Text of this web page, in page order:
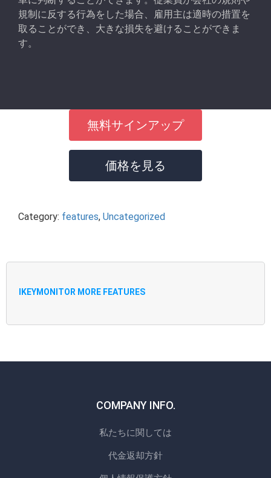
規制に反する行為をした場合、雇用主は適時の措置を
取ることができ、大きな損失を避けることができま
す。
無料サインアップ
価格を見る
Category: features, Uncategorized
IKEYMONITOR MORE FEATURES
COMPANY INFO.
私たちに関しては
代金返却方針